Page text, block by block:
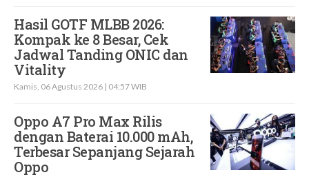
Hasil GOTF MLBB 2026:
Kompak ke 8 Besar, Cek
Jadwal Tanding ONIC dan
Vitality
Kamis, 06 Agustus 2026 | 04:57 WIB
Oppo A7 Pro Max Rilis
dengan Baterai 10.000 mAh,
Terbesar Sepanjang Sejarah
Oppo